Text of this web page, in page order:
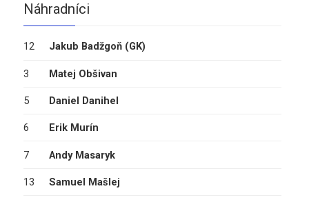
Náhradníci
12 Jakub Badžgoň(GK)
3 Matej Obšivan
5 Daniel Danihel
6 Erik Murín
7 Andy Masaryk
13 Samuel Mašlej